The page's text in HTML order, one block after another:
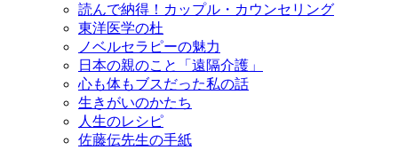
読んで納得！カップル・カウンセリング
東洋医学の杜
ノベルセラピーの魅力
日本の親のこと「遠隔介護」
心も体もブスだった私の話
生きがいのかたち
人生のレシピ
佐藤伝先生の手紙